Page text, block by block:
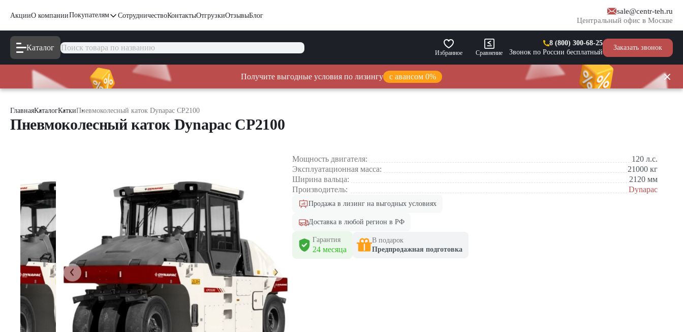
АкцииО компанииПокупателям СотрудничествоКонтактыОтгрузкиОтзывыБлог
sale@centr-teh.ru
Центральный офис в Москве
Каталог
Избранное Сравнение
8 (800) 300-68-25
Звонок по России бесплатный
Заказать звонок
Получите выгодные условия по лизингу с авансом 0%
ГлавнаяКаталогКаткиПневмоколесный каток Dynapac CP2100
Пневмоколесный каток Dynapac CP2100
Мощность двигателя: 120 л.с.
Эксплуатационная масса:
21000 кг
Ширина вальца:
2120 мм
Производитель:
Dynapac
Продажа в лизинг на выгодных условиях
Доставка в любой регион в РФ
Гарантия
24 месяца
В подарок
Предпродажная подготовка